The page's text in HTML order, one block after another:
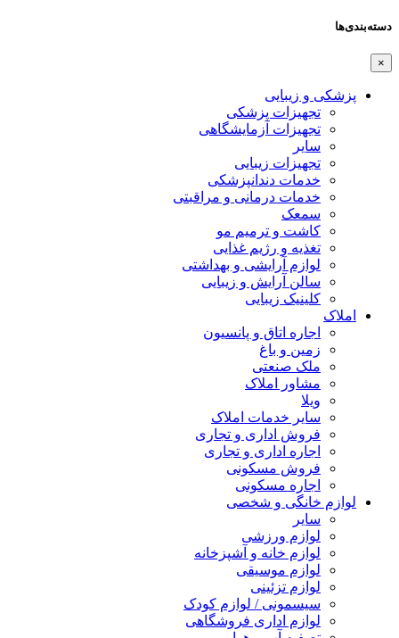
دسته‌بندی‌ها
×
پزشکی و زیبایی
تجهیزات پزشکی
تجهیزات آزمایشگاهی
سایر
تجهیزات زیبایی
خدمات دندانپزشکی
خدمات درمانی و مراقبتی
سمعک
کاشت و ترمیم مو
تغذیه و رژیم غذایی
لوازم آرایشی و بهداشتی
سالن آرایش و زیبایی
کلینیک زیبایی
املاک
اجاره اتاق و پانسیون
زمین و باغ
ملک صنعتی
مشاور املاک
ویلا
سایر خدمات املاک
فروش اداری و تجاری
اجاره اداری و تجاری
فروش مسکونی
اجاره مسکونی
لوازم خانگی و شخصی
سایر
لوازم ورزشی
لوازم خانه و آشپزخانه
لوازم موسیقی
لوازم تزئینی
سیسمونی / لوازم کودک
لوازم اداری فروشگاهی